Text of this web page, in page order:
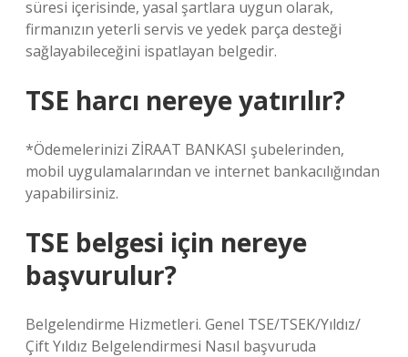
süresi içerisinde, yasal şartlara uygun olarak,
firmanızın yeterli servis ve yedek parça desteği
sağlayabileceğini ispatlayan belgedir.
TSE harcı nereye yatırılır?
*Ödemelerinizi ZİRAAT BANKASI şubelerinden,
mobil uygulamalarından ve internet bankacılığından
yapabilirsiniz.
TSE belgesi için nereye
başvurulur?
Belgelendirme Hizmetleri. Genel TSE/TSEK/Yıldız/
Çift Yıldız Belgelendirmesi Nasıl başvuruda